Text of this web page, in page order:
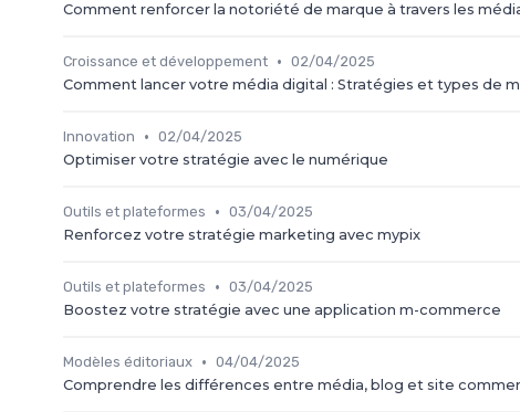
Comment renforcer la notoriété de marque à travers les
Croissance et développement • 02/04/2025
Comment lancer votre média digital : Stratégies et types de
Innovation • 02/04/2025
Optimiser votre stratégie avec le numérique
Outils et plateformes • 03/04/2025
Renforcez votre stratégie marketing avec mypix
Outils et plateformes • 03/04/2025
Boostez votre stratégie avec une application m-commerce
Modèles éditoriaux • 04/04/2025
Comprendre les différences entre média, blog et site